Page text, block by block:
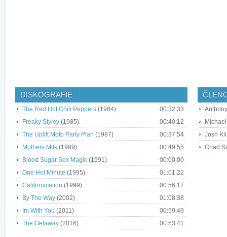
DISKOGRAFIE
The Red Hot Chili Peppers (1984)
00:32:33
Freaky Styley (1985)
00:40:12
The Uplift Mofo Party Plan (1987)
00:37:54
Mothers Milk (1989)
00:49:55
Blood Sugar Sex Magik (1991)
00:00:00
One Hot Minute (1995)
01:01:22
Californication (1999)
00:56:17
By The Way (2002)
01:08:38
Im With You (2011)
00:59:49
The Getaway (2016) 00:53:41
Josh
Chad